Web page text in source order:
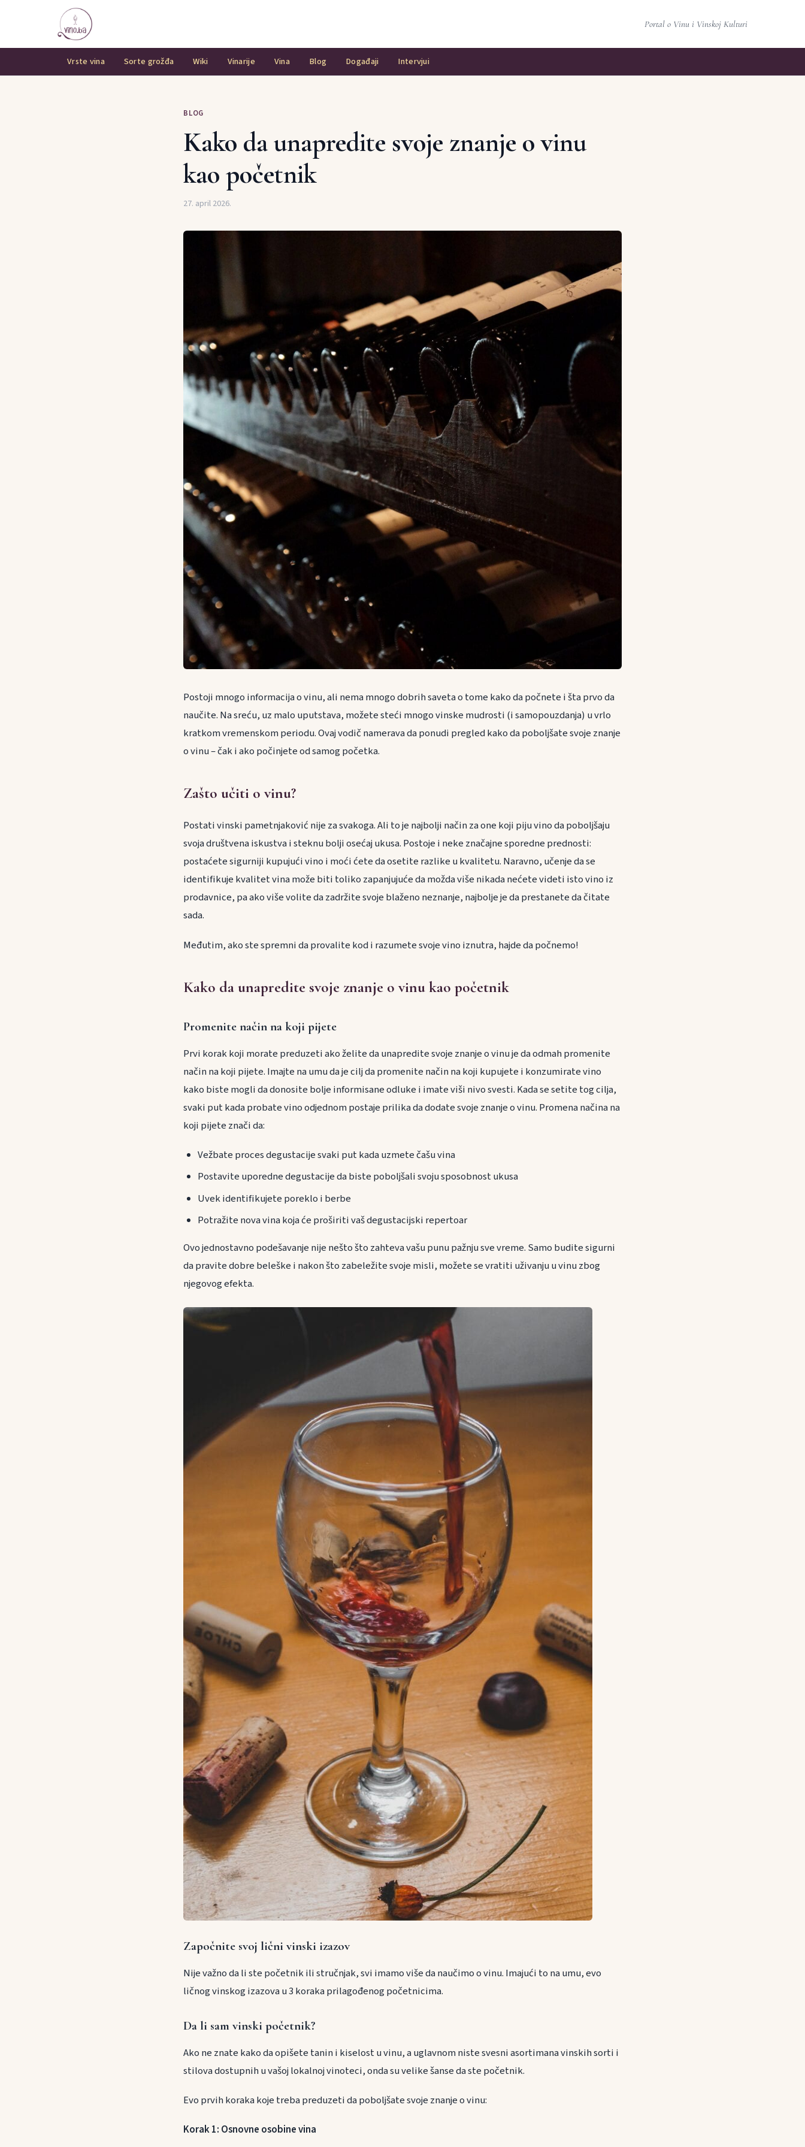
Portal o Vinu i Vinskoj Kulturi
Vrste vina Sorte grožđa Wiki Vinarije Vina Blog Događaji Intervjui
BLOG
Kako da unapredite svoje znanje o vinu
kao početnik
27. april 2026.
Postoji mnogo informacija o vinu, ali nema mnogo dobrih saveta o tome kako da počnete i šta prvo da
naučite. Na sreću, uz malo uputstava, možete steći mnogo vinske mudrosti (i samopouzdanja) u vrlo
kratkom vremenskom periodu. Ovaj vodič namerava da ponudi pregled kako da poboljšate svoje znanje
o vinu – čak i ako počinjete od samog početka.
Zašto učiti o vinu?
Postati vinski pametnjaković nije za svakoga. Ali to je najbolji način za one koji piju vino da poboljšaju
svoja društvena iskustva i steknu bolji osećaj ukusa. Postoje i neke značajne sporedne prednosti:
postaćete sigurniji kupujući vino i moći ćete da osetite razlike u kvalitetu. Naravno, učenje da se
identifikuje kvalitet vina može biti toliko zapanjujuće da možda više nikada nećete videti isto vino iz
prodavnice, pa ako više volite da zadržite svoje blaženo neznanje, najbolje je da prestanete da čitate
sada.
Međutim, ako ste spremni da provalite kod i razumete svoje vino iznutra, hajde da počnemo!
Kako da unapredite svoje znanje o vinu kao početnik
Promenite način na koji pijete
Prvi korak koji morate preduzeti ako želite da unapredite svoje znanje o vinu je da odmah promenite
način na koji pijete. Imajte na umu da je cilj da promenite način na koji kupujete i konzumirate vino
kako biste mogli da donosite bolje informisane odluke i imate viši nivo svesti. Kada se setite tog cilja,
svaki put kada probate vino odjednom postaje prilika da dodate svoje znanje o vinu. Promena načina na
koji pijete znači da:
Vežbate proces degustacije svaki put kada uzmete čašu vina
Postavite uporedne degustacije da biste poboljšali svoju sposobnost ukusa
Uvek identifikujete poreklo i berbe
Potražite nova vina koja će proširiti vaš degustacijski repertoar
Ovo jednostavno podešavanje nije nešto što zahteva vašu punu pažnju sve vreme. Samo budite sigurni
da pravite dobre beleške i nakon što zabeležite svoje misli, možete se vratiti uživanju u vinu zbog
njegovog efekta.
Započnite svoj lični vinski izazov
Nije važno da li ste početnik ili stručnjak, svi imamo više da naučimo o vinu. Imajući to na umu, evo
ličnog vinskog izazova u 3 koraka prilagođenog početnicima.
Da li sam vinski početnik?
Ako ne znate kako da opišete tanin i kiselost u vinu, a uglavnom niste svesni asortimana vinskih sorti i
stilova dostupnih u vašoj lokalnoj vinoteci, onda su velike šanse da ste početnik.
Evo prvih koraka koje treba preduzeti da poboljšate svoje znanje o vinu:
Korak 1: Osnovne osobine vina